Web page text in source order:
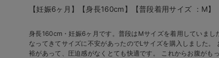
【妊娠6ヶ月】 【身長160cm】 【普段着用サイズ ：M】
身長160cm・妊娠6ヶ月です。普段はMサイズを着用していまし
なってきてサイズに不安があったのでLサイズを購入しました。
裕があって、圧迫感がなくとても快適です。 これからお腹がも